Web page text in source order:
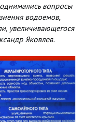
вопросы
водоемов,
увеличивающегося
Яковлев.